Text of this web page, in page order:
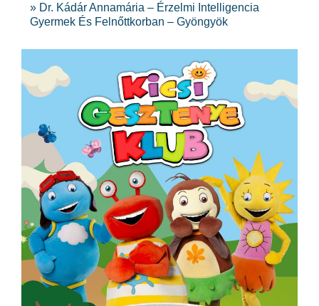
» Dr. Kádár Annamária – Érzelmi Intelligencia
Gyermek És Felnőttkorban – Gyöngyök